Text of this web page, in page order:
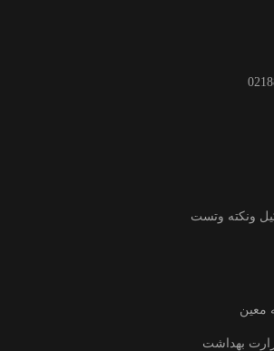
ونکته وتست
معین
بهداشت